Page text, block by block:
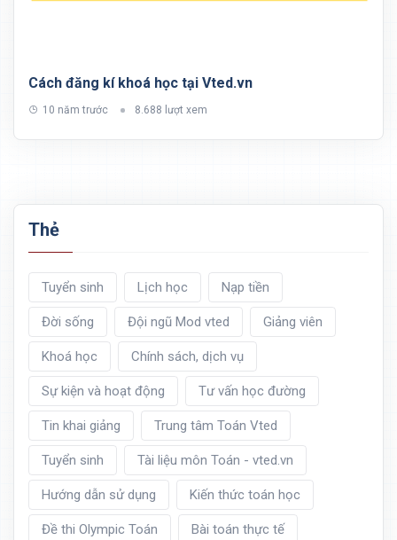
Cách đăng kí khoá học tại Vted.vn
10 năm trước 8.688 lượt xem
Thẻ
Tuyển sinh Lịch học Nạp tiền
Đời sống Đội ngũ Mod vted Giảng viên
Khoá học Chính sách, dịch vụ
Sự kiện và hoạt động Tư vấn học đường
Tin khai giảng Trung tâm Toán Vted
Tuyển sinh Tài liệu môn Toán - vted.vn
Hướng dẫn sử dụng Kiến thức toán học
Đề thi Olympic Toán Bài toán thực tế